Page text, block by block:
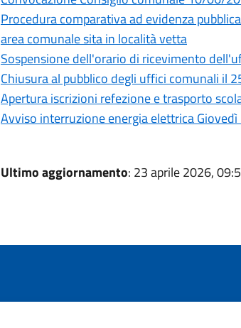
Procedura comparativa ad evidenza
area comunale sita in località vetta
Sospensione dell'orario di ricevimento
Chiusura al pubblico degli uffici comunali il
Apertura iscrizioni refezione e trasporto
Avviso interruzione energia elettrica
Ultimo aggiornamento: 23 aprile 2026,